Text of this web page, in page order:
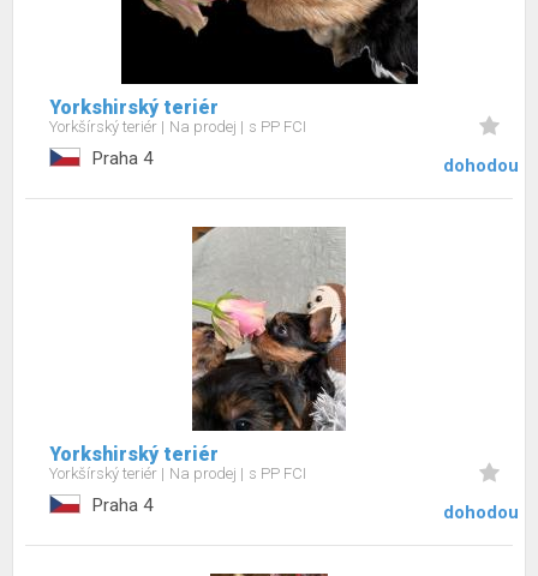
Yorkshirský teriér
Yorkšírský teriér Na prodej s PP FCI
Praha 4 dohodou
Yorkshirský teriér
Yorkšírský teriér Na prodej s PP FCI
Praha 4 dohodou